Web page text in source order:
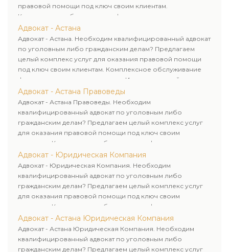
правовой помощи под ключ своим клиентам.
Комплексное обслуживание физических и юридических
лиц. Индивидуальный подход к каждому клиенту.
Адвокат - Астана
Адвокат - Астана. Необходим квалифицированный адвокат
по уголовным либо гражданским делам? Предлагаем
целый комплекс услуг для оказания правовой помощи
под ключ своим клиентам. Комплексное обслуживание
физических и юридических лиц. Индивидуальный подход к
каждому клиенту.
Адвокат - Астана Правоведы
Адвокат - Астана Правоведы. Необходим
квалифицированный адвокат по уголовным либо
гражданским делам? Предлагаем целый комплекс услуг
для оказания правовой помощи под ключ своим
клиентам. Комплексное обслуживание физических и
юридических лиц. Индивидуальный подход к каждому
клиенту.
Адвокат - Юридическая Компания
Адвокат - Юридическая Компания. Необходим
квалифицированный адвокат по уголовным либо
гражданским делам? Предлагаем целый комплекс услуг
для оказания правовой помощи под ключ своим
клиентам. Комплексное обслуживание физических и
юридических лиц. Индивидуальный подход к каждому
клиенту.
Адвокат - Астана Юридическая Компания
Адвокат - Астана Юридическая Компания. Необходим
квалифицированный адвокат по уголовным либо
гражданским делам? Предлагаем целый комплекс услуг